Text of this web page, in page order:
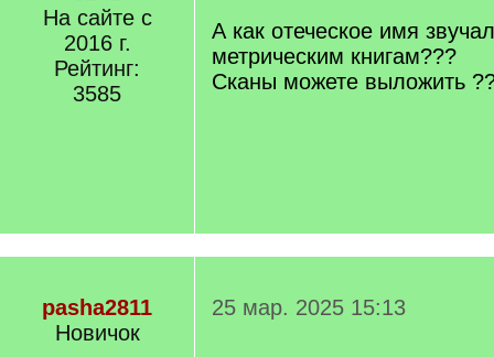
Сообщений:
3241
На сайте с
]метрическим книгам
[
/
q